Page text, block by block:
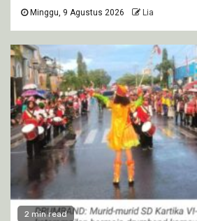
Minggu, 9 Agustus 2026 Lia
2 min read